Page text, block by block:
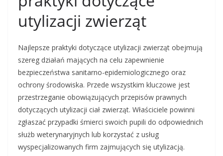
utylizacji zwierząt
Najlepsze praktyki dotyczące utylizacji zwierząt obejmują
szereg działań mających na celu zapewnienie
bezpieczeństwa sanitarno-epidemiologicznego oraz
ochrony środowiska. Przede wszystkim kluczowe jest
przestrzeganie obowiązujących przepisów prawnych
dotyczących utylizacji ciał zwierząt. Właściciele powinni
zgłaszać przypadki śmierci swoich pupili do odpowiednich
służb weterynaryjnych lub korzystać z usług
wyspecjalizowanych firm zajmujących się utylizacją.